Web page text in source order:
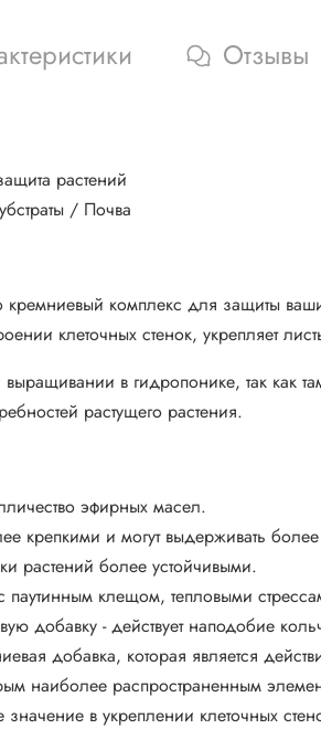
Отзывы
растений
/ Почва
кремниевый комплекс для защиты
клеточных стенок, укрепляет
в гидропонике, так как
растущего растения.
эфирных масел.
крепкими и могут выдерживать
растений более устойчивыми.
паутинным клещом, тепловыми
добавку - действует наподобие
добавка, которая является
наиболее распространенным
значение в укреплении клеточных